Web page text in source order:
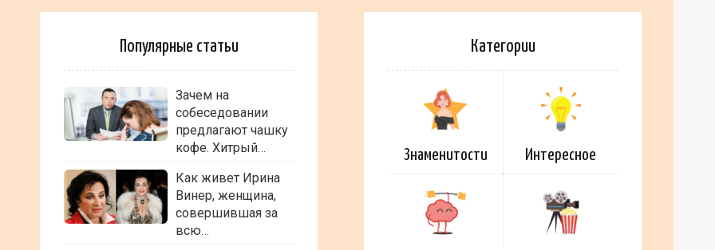
Популярные статьи
Зачем на
собеседовании
предлагают чашку
кофе. Хитрый…
Как живет Ирина
Винер, женщина,
совершившая за
всю…
Категории
Знаменитости Интересное